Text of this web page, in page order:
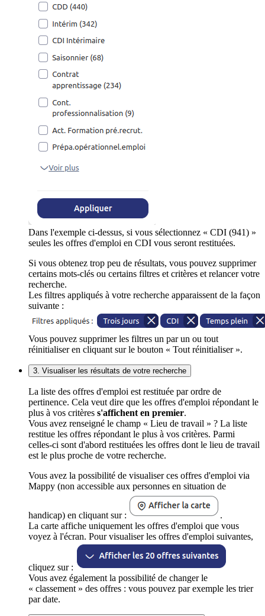
Dans l'exemple ci-dessus, si vous sélectionnez « CDI (941) »
seules les offres d'emploi en CDI vous seront restituées.
Si vous obtenez trop peu de résultats, vous pouvez supprimer
certains mots-clés ou certains filtres et critères et relancer votre
recherche.
Les filtres appliqués à votre recherche apparaissent de la façon
suivante :
Vous pouvez supprimer les filtres un par un ou tout
réinitialiser en cliquant sur le bouton « Tout réinitialiser ».
3. Visualiser les résultats de votre recherche
La liste des offres d'emploi est restituée par ordre de
pertinence. Cela veut dire que les offres d'emploi répondant le
plus à vos critères s'affichent en premier.
Vous avez renseigné le champ « Lieu de travail » ? La liste
restitue les offres répondant le plus à vos critères. Parmi
celles-ci sont d'abord restituées les offres dont le lieu de travail
est le plus proche de votre recherche.
Vous avez la possibilité de visualiser ces offres d'emploi via
Mappy (non accessible aux personnes en situation de
handicap) en cliquant sur :
.
La carte affiche uniquement les offres d'emploi que vous
voyez à l'écran. Pour visualiser les offres d'emploi suivantes,
cliquez sur :
Vous avez également la possibilité de changer le
« classement » des offres : vous pouvez par exemple les trier
par date.